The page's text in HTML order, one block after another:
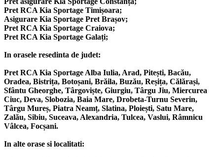
Pret RCA Kia Sportage Timișoara;
Asigurare Kia Sportage Pret Brașov;
Pret RCA Kia Sportage Craiova;
Pret RCA Kia Sportage Galați;
In orasele resedinta de judet:
Pret RCA Kia Sportage Alba Iulia, Arad, Pitești, Bacău,
Oradea, Bistrița, Botoșani, Brăila, Buzău, Reșița, Călărași,
Sfântu Gheorghe, Târgoviște, Giurgiu, Târgu Jiu, Miercurea
Ciuc, Deva, Slobozia, Baia Mare, Drobeta-Turnu Severin,
Târgu Mureș, Piatra Neamț, Slatina, Ploiești, Satu Mare,
Zalău, Sibiu, Suceava, Alexandria, Tulcea, Vaslui, Râmnicu
Vâlcea, Focșani.
In alte orase si localitati: